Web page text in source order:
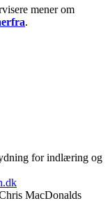
mener om
.
for indlæring og
MacDonalds